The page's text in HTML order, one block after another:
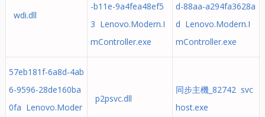
wdi.dll
-b11e-9a4fea48ef5
3 Lenovo.Modern.I
mController.exe
d-88aa-a294fa3628a
d Lenovo.Modern.I
mController.exe
57eb181f-6a8d-4ab
6-9596-28de160ba
0fa Lenovo.Moder
p2psvc.dll
同步主機_82742 svc
host.exe